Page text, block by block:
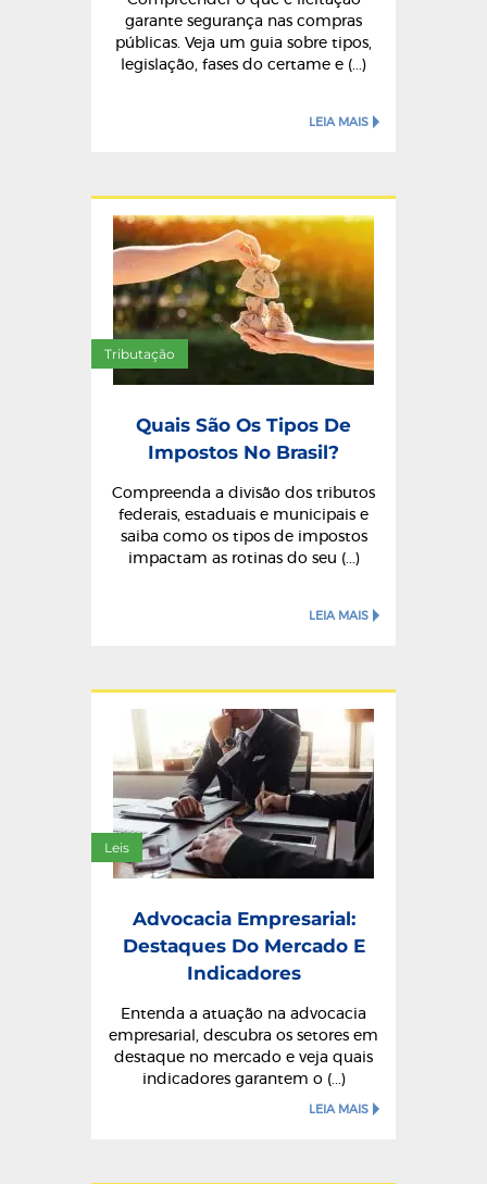
garante segurança nas compras
públicas. Veja um guia sobre tipos,
legislação, fases do certame e (...)
LEIA MAIS
Tributação
Quais São Os Tipos De
Impostos No Brasil?
Compreenda a divisão dos tributos
federais, estaduais e municipais e
saiba como os tipos de impostos
impactam as rotinas do seu (...)
LEIA MAIS
Leis
Advocacia Empresarial:
Destaques Do Mercado E
Indicadores
Entenda a atuação na advocacia
empresarial, descubra os setores em
destaque no mercado e veja quais
indicadores garantem o (...)
LEIA MAIS